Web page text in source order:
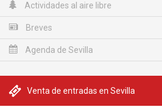
Actividades al aire libre
Breves
Agenda de Sevilla
Venta de entradas en Sevilla